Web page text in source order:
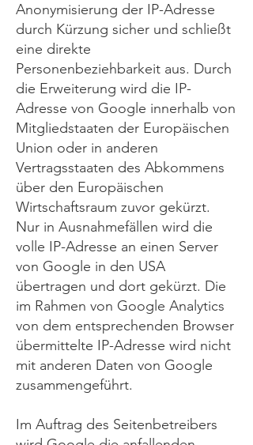
Anonymisierung der IP-Adresse
durch Kürzung sicher und schließt
eine direkte
Personenbeziehbarkeit aus. Durch
die Erweiterung wird die IP-
Adresse von Google innerhalb von
Mitgliedstaaten der Europäischen
Union oder in anderen
Vertragsstaaten des Abkommens
über den Europäischen
Wirtschaftsraum zuvor gekürzt.
Nur in Ausnahmefällen wird die
volle IP-Adresse an einen Server
von Google in den USA
übertragen und dort gekürzt. Die
im Rahmen von Google Analytics
von dem entsprechenden Browser
übermittelte IP-Adresse wird nicht
mit anderen Daten von Google
zusammengeführt.
Im Auftrag des Seitenbetreibers